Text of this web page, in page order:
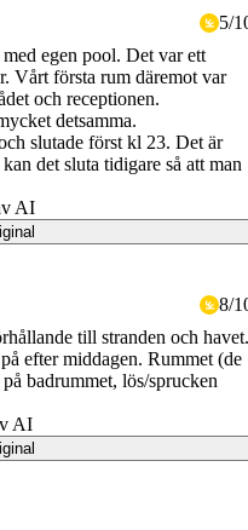
5/
egen pool. Det var ett
Vårt första rum däremot var
och receptionen.
detsamma.
slutade först kl 23. Det är
det sluta tidigare så att man
AI
8/
till stranden och havet.
efter middagen. Rummet (de
badrummet, lös/sprucken
AI